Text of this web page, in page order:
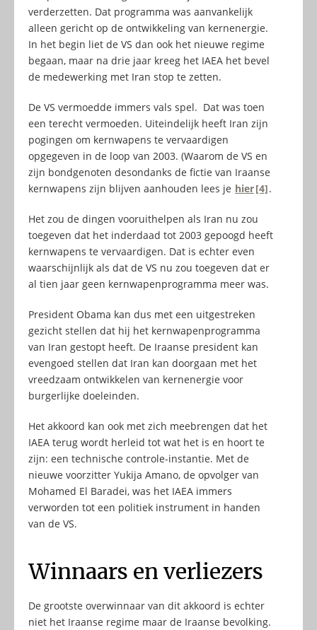
verderzetten. Dat programma was aanvankelijk
alleen gericht op de ontwikkeling van kernenergie.
In het begin liet de VS dan ook het nieuwe regime
begaan, maar na drie jaar kreeg het IAEA het bevel
de medewerking met Iran stop te zetten.
De VS vermoedde immers vals spel. Dat was toen
een terecht vermoeden. Uiteindelijk heeft Iran zijn
pogingen om kernwapens te vervaardigen
opgegeven in de loop van 2003. (Waarom de VS en
zijn bondgenoten desondanks de fictie van Iraanse
kernwapens zijn blijven aanhouden lees je hier[4].
Het zou de dingen vooruithelpen als Iran nu zou
toegeven dat het inderdaad tot 2003 gepoogd heeft
kernwapens te vervaardigen. Dat is echter even
waarschijnlijk als dat de VS nu zou toegeven dat er
al tien jaar geen kernwapenprogramma meer was.
President Obama kan dus met een uitgestreken
gezicht stellen dat hij het kernwapenprogramma
van Iran gestopt heeft. De Iraanse president kan
evengoed stellen dat Iran kan doorgaan met het
vreedzaam ontwikkelen van kernenergie voor
burgerlijke doeleinden.
Het akkoord kan ook met zich meebrengen dat het
IAEA terug wordt herleid tot wat het is en hoort te
zijn: een technische controle-instantie. Met de
nieuwe voorzitter Yukija Amano, de opvolger van
Mohamed El Baradei, was het IAEA immers
verworden tot een politiek instrument in handen
van de VS.
Winnaars en verliezers
De grootste overwinnaar van dit akkoord is echter
niet het Iraanse regime maar de Iraanse bevolking.